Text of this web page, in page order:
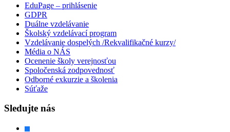
EduPage – prihlásenie
GDPR
Duálne vzdelávanie
Školský vzdelávací program
Vzdelávanie dospelých /Rekvalifikačné kurzy/
Média o NÁS
Ocenenie školy verejnosťou
Spoločenská zodpovednosť
Odborné exkurzie a školenia
Súťaže
Sledujte nás
facebook